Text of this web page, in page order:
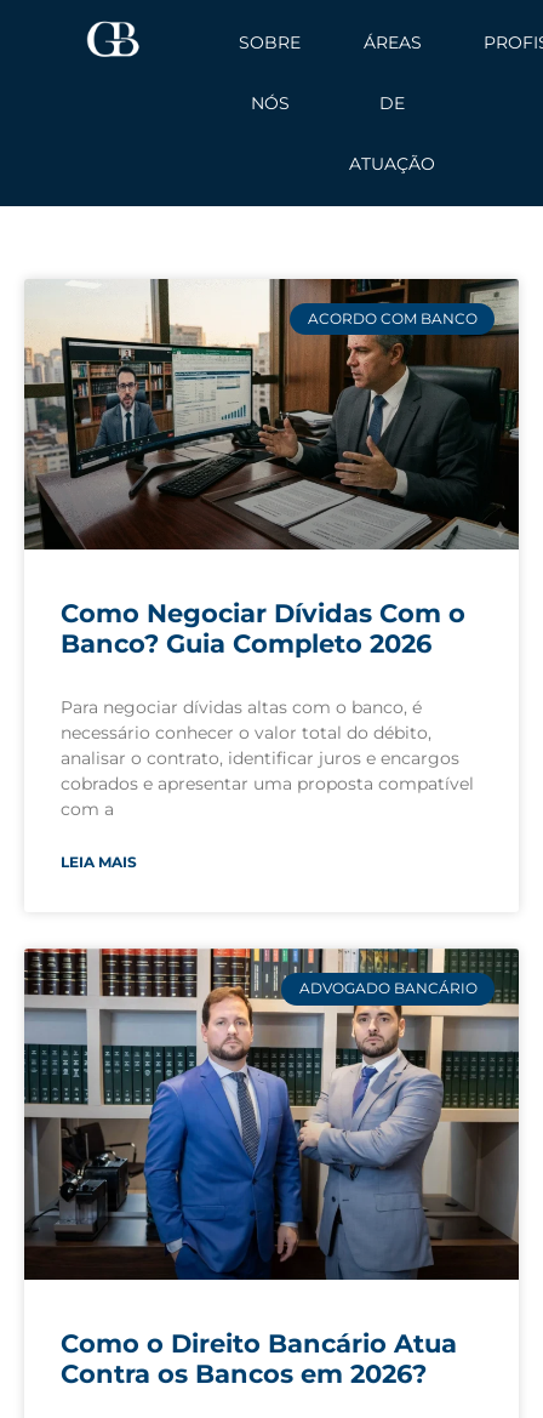
SOBRE
NÓS
ÁREAS
DE
ATUAÇÃO
ACORDO COM BANCO
Como Negociar Dívidas Com o
Banco? Guia Completo 2026
Para negociar dívidas altas com o banco, é
necessário conhecer o valor total do débito,
analisar o contrato, identificar juros e encargos
cobrados e apresentar uma proposta compatível
com a
LEIA MAIS
ADVOGADO BANCÁRIO
Como o Direito Bancário Atua
Contra os Bancos em 2026?